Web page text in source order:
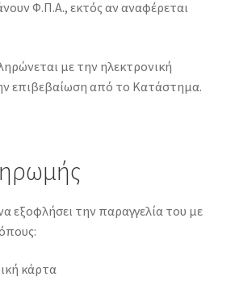
Φ.Π.Α., εκτός αν αναφέρεται
με την ηλεκτρονική
επιβεβαίωση από το Κατάστημα.
εξοφλήσει την παραγγελία του με
κάρτα